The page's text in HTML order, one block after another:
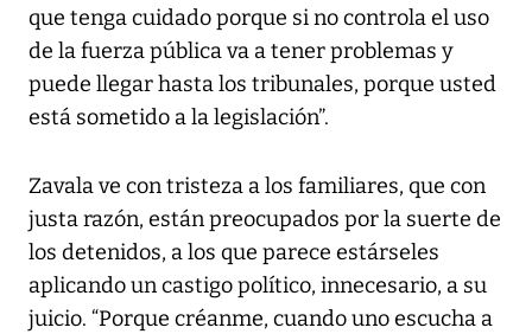
que tenga cuidado porque si no controla el uso
de la fuerza pública va a tener problemas y
puede llegar hasta los tribunales, porque usted
está sometido a la legislación”.
Zavala ve con tristeza a los familiares, que con
justa razón, están preocupados por la suerte de
los detenidos, a los que parece estárseles
aplicando un castigo político, innecesario, a su
juicio. “Porque créanme, cuando uno escucha a